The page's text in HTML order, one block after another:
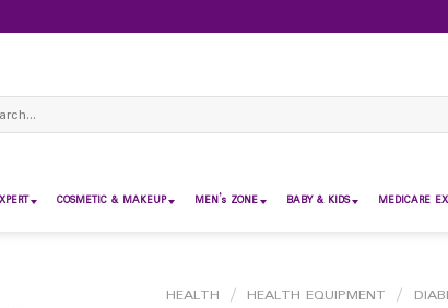
COSMETIC & MAKEUP MEN’s ZONE BABY & KIDS MEDICARE
HEALTH / HEALTH EQUIPMENT /